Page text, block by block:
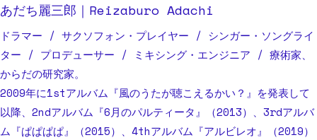
あだち麗三郎｜Reizaburo Adachi
ドラマー / サクソフォン・プレイヤー / シンガー・ソングライ
ター / プロデューサー / ミキシング・エンジニア / 療術家、
からだの研究家。
2009年に1stアルバム『風のうたが聴こえるかい？』を発表して
以降、2ndアルバム『6月のパルティータ』（2013）、3rdアルバ
ム『ぱぱぱぱ』（2015）、4thアルバム『アルビレオ』（2019）